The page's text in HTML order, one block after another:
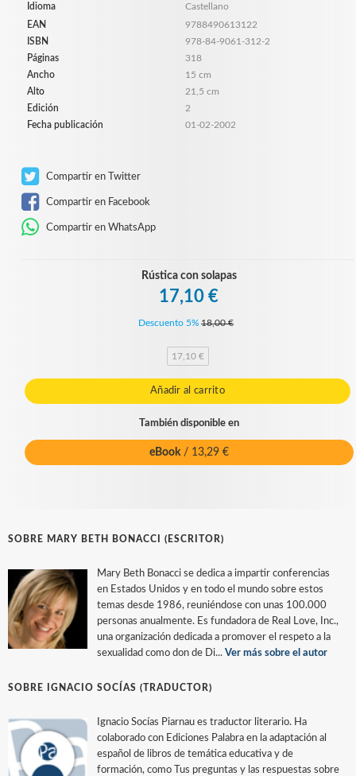
Idioma
Castellano
EAN
9788490613122
ISBN
978-84-9061-312-2
Páginas
318
Ancho
15 cm
Alto
21,5 cm
Edición
2
Fecha publicación
01-02-2002
Compartir en Twitter
Compartir en Facebook
Compartir en WhatsApp
Rústica con solapas
17,10 €
Descuento 5% 18,00 €
17,10 €
Añadir al carrito
También disponible en
eBook / 13,29 €
SOBRE MARY BETH BONACCI (ESCRITOR)
Mary Beth Bonacci se dedica a impartir conferencias
en Estados Unidos y en todo el mundo sobre estos
temas desde 1986, reuniéndose con unas 100.000
personas anualmente. Es fundadora de Real Love, Inc.,
una organización dedicada a promover el respeto a la
sexualidad como don de Di... Ver más sobre el autor
SOBRE IGNACIO SOCÍAS (TRADUCTOR)
Ignacio Socías Piarnau es traductor literario. Ha
colaborado con Ediciones Palabra en la adaptación al
español de libros de temática educativa y de
formación, como Tus preguntas y las respuestas sobre